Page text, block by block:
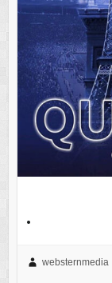
.
websternmedia